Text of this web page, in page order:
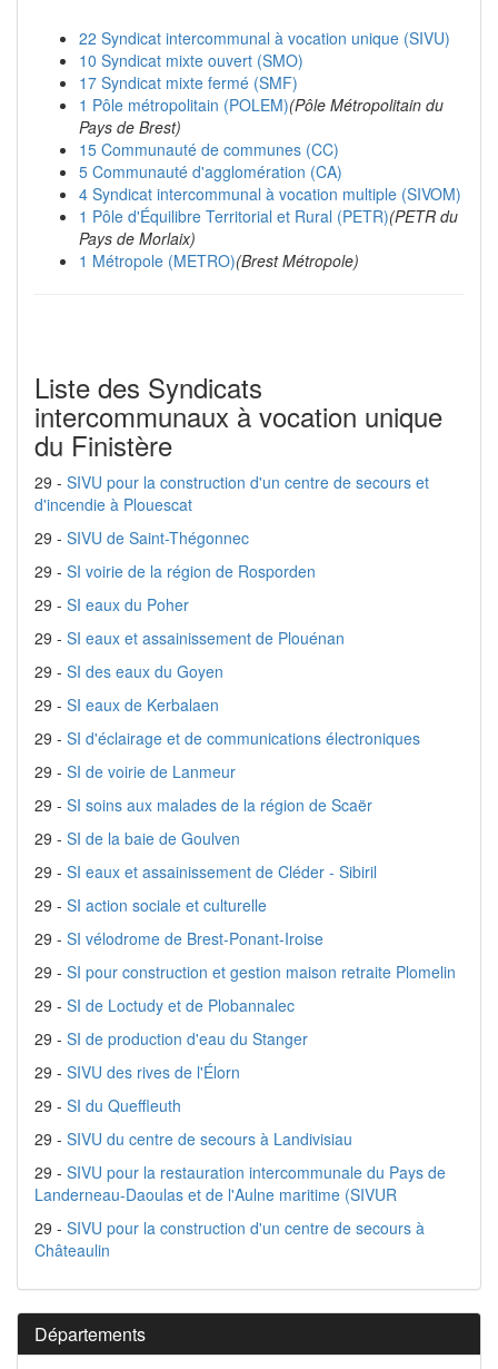
22 Syndicat intercommunal à vocation unique (SIVU)
10 Syndicat mixte ouvert (SMO)
17 Syndicat mixte fermé (SMF)
1 Pôle métropolitain (POLEM)(Pôle Métropolitain du
Pays de Brest)
15 Communauté de communes (CC)
5 Communauté d'agglomération (CA)
4 Syndicat intercommunal à vocation multiple (SIVOM)
1 Pôle d'Équilibre Territorial et Rural (PETR)(PETR du
Pays de Morlaix)
1 Métropole (METRO)(Brest Métropole)
Liste des Syndicats
intercommunaux à vocation unique
du Finistère
29 - SIVU pour la construction d'un centre de secours et
d'incendie à Plouescat
29 - SIVU de Saint-Thégonnec
29 - SI voirie de la région de Rosporden
29 - SI eaux du Poher
29 - SI eaux et assainissement de Plouénan
29 - SI des eaux du Goyen
29 - SI eaux de Kerbalaen
29 - SI d'éclairage et de communications électroniques
29 - SI de voirie de Lanmeur
29 - SI soins aux malades de la région de Scaër
29 - SI de la baie de Goulven
29 - SI eaux et assainissement de Cléder - Sibiril
29 - SI action sociale et culturelle
29 - SI vélodrome de Brest-Ponant-Iroise
29 - SI pour construction et gestion maison retraite Plomelin
29 - SI de Loctudy et de Plobannalec
29 - SI de production d'eau du Stanger
29 - SIVU des rives de l'Élorn
29 - SI du Queffleuth
29 - SIVU du centre de secours à Landivisiau
29 - SIVU pour la restauration intercommunale du Pays de
Landerneau-Daoulas et de l'Aulne maritime (SIVUR
29 - SIVU pour la construction d'un centre de secours à
Châteaulin
Départements